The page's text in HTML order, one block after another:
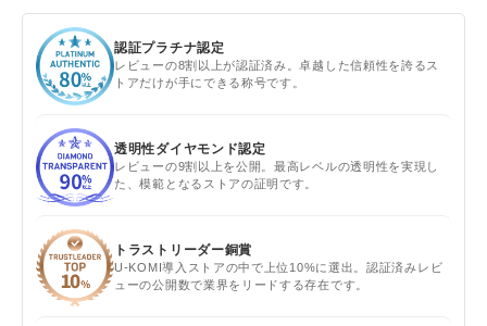
認証プラチナ認定
レビューの8割以上が認証済み。卓越した信頼性を誇るス
トアだけが手にできる称号です。
透明性ダイヤモンド認定
レビューの9割以上を公開。最高レベルの透明性を実現し
た、模範となるストアの証明です。
トラストリーダー銅賞
U-KOMI導入ストアの中で上位10%に選出。認証済みレビ
ューの公開数で業界をリードする存在です。